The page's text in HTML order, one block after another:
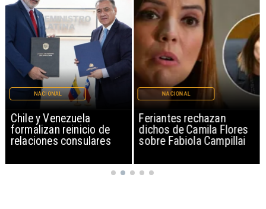
Chile y Venezuela
formalizan reinicio de
relaciones consulares
NACIONAL
Feriantes rechazan
dichos de Camila Flores
sobre Fabiola Campillai
NACIONAL